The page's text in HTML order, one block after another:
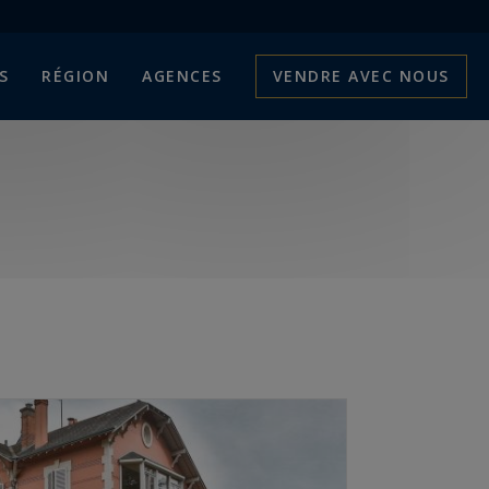
RÉGION AGENCES VENDRE AVEC NOUS